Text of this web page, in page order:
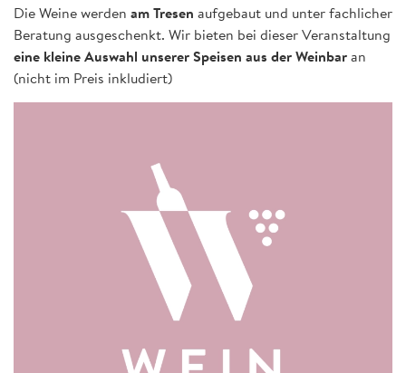
Die Weine werden am Tresen aufgebaut und unter fachlicher
Beratung ausgeschenkt. Wir bieten bei dieser Veranstaltung
eine kleine Auswahl unserer Speisen aus der Weinbaran
(nicht im Preis inkludiert)